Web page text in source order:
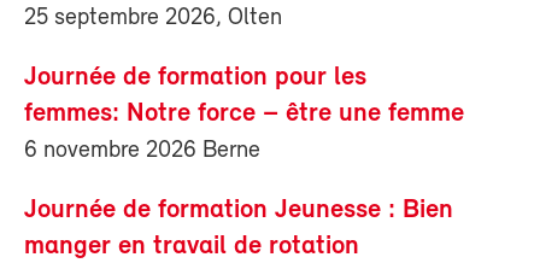
25 septembre 2026, Olten
Journée de formation pour les
femmes: Notre force – être une femme
6 novembre 2026 Berne
Journée de formation Jeunesse : Bien
manger en travail de rotation